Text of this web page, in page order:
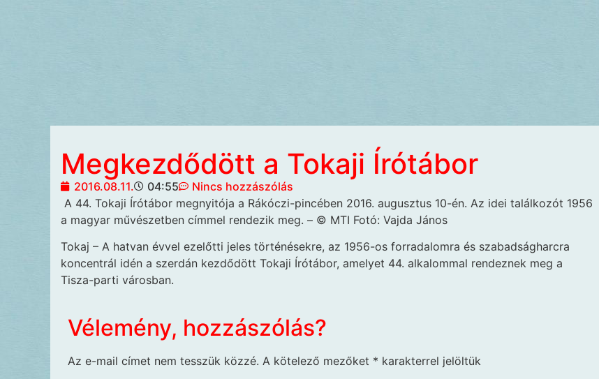
Megkezdődött a Tokaji Írótábor
2016.08.11. 04:55
Nincs hozzászólás
A 44. Tokaji Írótábor megnyitója a Rákóczi-pincében 2016. augusztus 10-én. Az idei találkozót 1956
a magyar művészetben címmel rendezik meg. – © MTI Fotó: Vajda János
Tokaj – A hatvan évvel ezelőtti jeles történésekre, az 1956-os forradalomra és szabadságharcra
koncentrál idén a szerdán kezdődött Tokaji Írótábor, amelyet 44. alkalommal rendeznek meg a
Tisza-parti városban.
Vélemény, hozzászólás?
Az e-mail címet nem tesszük közzé. A kötelező mezőket * karakterrel jelöltük